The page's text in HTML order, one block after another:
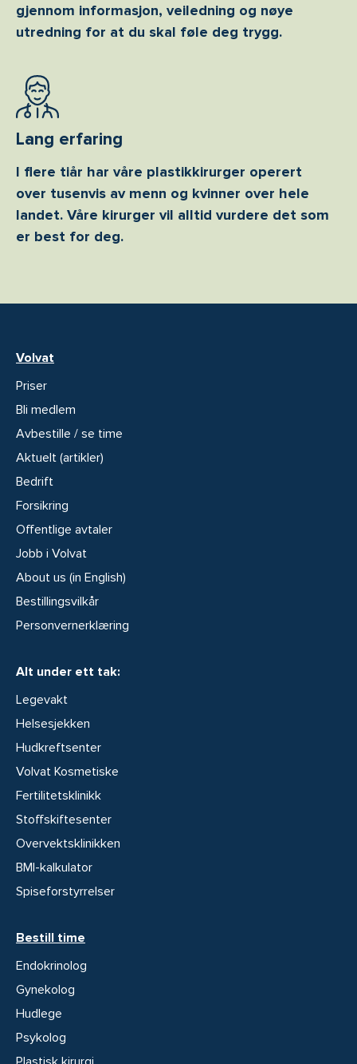
gjennom informasjon, veiledning og nøye
utredning for at du skal føle deg trygg.
Lang erfaring
I flere tiår har våre plastikkirurger operert
over tusenvis av menn og kvinner over hele
landet. Våre kirurger vil alltid vurdere det som
er best for deg.
Volvat
Priser
Bli medlem
Avbestille / se time
Aktuelt (artikler)
Bedrift
Forsikring
Offentlige avtaler
Jobb i Volvat
About us (in English)
Bestillingsvilkår
Personvernerklæring
Alt under ett tak:
Legevakt
Helsesjekken
Hudkreftsenter
Volvat Kosmetiske
Fertilitetsklinikk
Stoffskiftesenter
Overvektsklinikken
BMI-kalkulator
Spiseforstyrrelser
Bestill time
Endokrinolog
Gynekolog
Hudlege
Psykolog